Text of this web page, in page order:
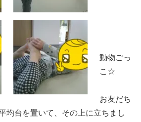
動物ごっ
こ☆
お友だち
均台を置いて、その上に立ちまし